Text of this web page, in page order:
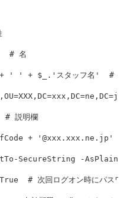
# 名
+ ' ' + $_ . 'スタッフ名' #
# 説明欄
+ '@xxx.xxx.ne.jp'
- SecureString -
# 次回ログオン時にパス